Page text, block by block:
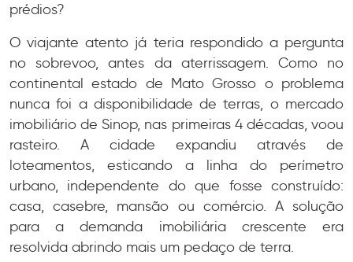
prédios?
O viajante atento já teria respondido a pergunta
no sobrevoo, antes da aterrissagem. Como no
continental estado de Mato Grosso o problema
nunca foi a disponibilidade de terras, o mercado
imobiliário de Sinop, nas primeiras 4 décadas, voou
rasteiro. A cidade expandiu através de
loteamentos, esticando a linha do perímetro
urbano, independente do que fosse construído:
casa, casebre, mansão ou comércio. A solução
para a demanda imobiliária crescente era
resolvida abrindo mais um pedaço de terra.